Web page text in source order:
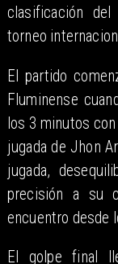
clasificación
torneo
El partido
Fluminense
los 3 minutos
jugada de Jhon
jugada,
precisión a su
encuentro desde
El golpe final